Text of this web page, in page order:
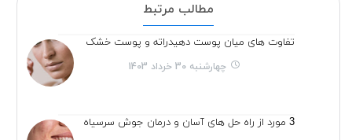
مطالب مرتبط
تفاوت های میان پوست دهیدراته و پوست خشک
چهارشنبه 30 خرداد 1403
3 مورد از راه حل های آسان و درمان جوش سرسیاه